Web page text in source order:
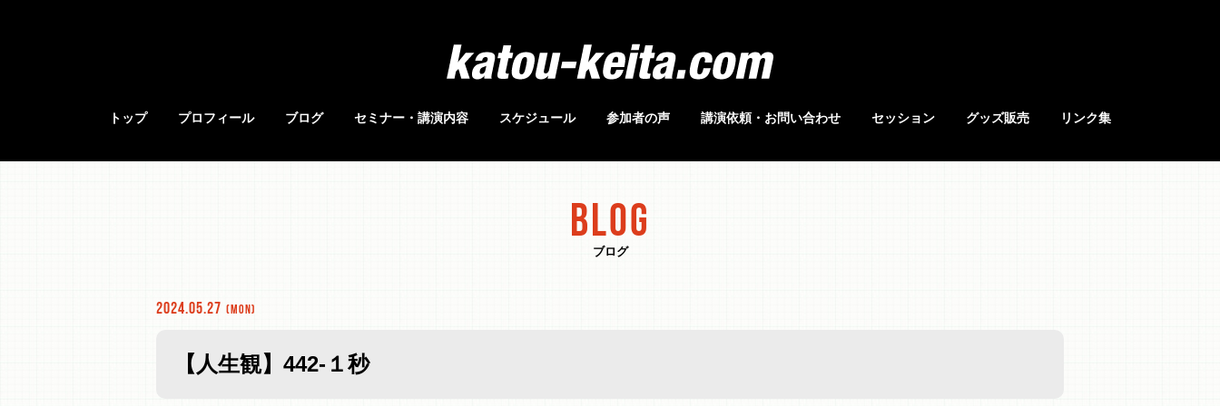
トップ プロフィール ブログ セミナー・講演内容 スケジュール 参加者の声 講演依頼・お問い合わせ セッション グッズ販売 リンク集
BLOG
ブログ
2024.05.27 (Mon)
【人生観】442-１秒